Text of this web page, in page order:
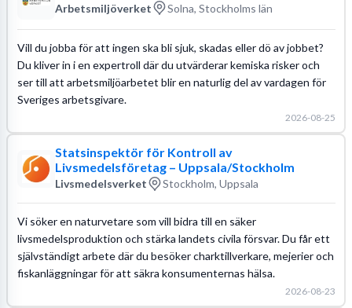
Arbetsmiljöverket Solna, Stockholms län
Vill du jobba för att ingen ska bli sjuk, skadas eller dö av jobbet?
Du kliver in i en expertroll där du utvärderar kemiska risker och
ser till att arbetsmiljöarbetet blir en naturlig del av vardagen för
Sveriges arbetsgivare.
2026-08-25
Statsinspektör för Kontroll av
Livsmedelsföretag – Uppsala/Stockholm
Livsmedelsverket Stockholm, Uppsala
Vi söker en naturvetare som vill bidra till en säker
livsmedelsproduktion och stärka landets civila försvar. Du får ett
självständigt arbete där du besöker charktillverkare, mejerier och
fiskanläggningar för att säkra konsumenternas hälsa.
2026-08-23